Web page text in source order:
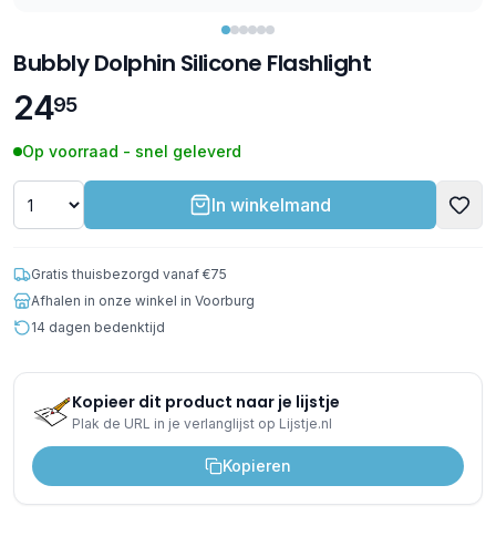
Bubbly Dolphin Silicone Flashlight
2495
Op voorraad - snel geleverd
In winkelmand
Gratis thuisbezorgd vanaf €75
Afhalen in onze winkel in Voorburg
14 dagen bedenktijd
Kopieer dit product naar je lijstje
Plak de URL in je verlanglijst op Lijstje.nl
Kopieren